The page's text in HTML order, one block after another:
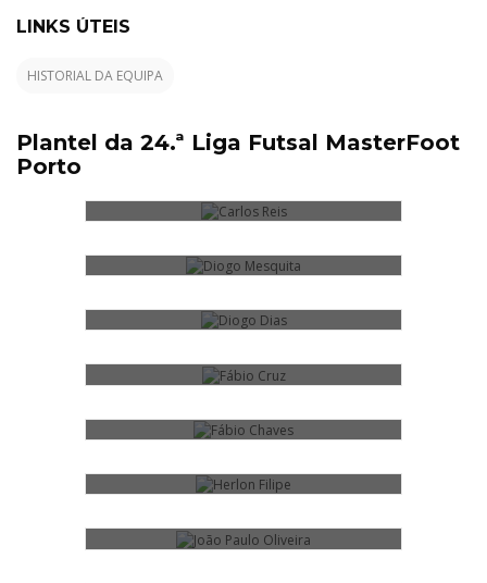
LINKS ÚTEIS
HISTORIAL DA EQUIPA
Plantel da 24.ª Liga Futsal MasterFoot
Porto
DIOGO MESQUITA
HERLON FILIPE
MÁRIO QUEIRÓS